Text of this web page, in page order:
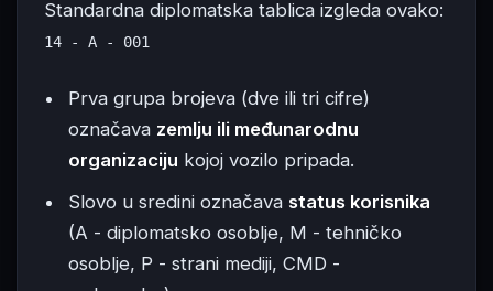
Standardna diplomatska tablica izgleda ovako:
14 - A - 001
Prva grupa brojeva (dve ili tri cifre)
označava zemlju ili međunarodnu
organizaciju kojoj vozilo pripada.
Slovo u sredini označava status korisnika
(A - diplomatsko osoblje, M - tehničko
osoblje, P - strani mediji, CMD -